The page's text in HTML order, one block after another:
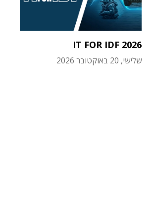
IT FOR IDF 2026
שלישי, 20 באוקטובר 2026